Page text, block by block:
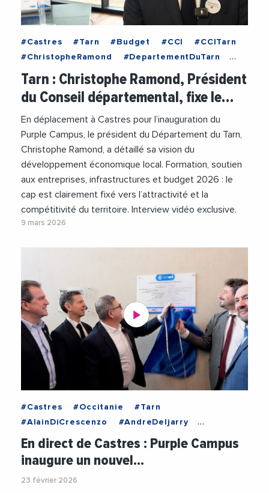
#Castres #Tarn #Budget #CCI
#CCITarn
#ChristopheRamond
#DepartementDuTarn
#Economie
#Entreprises
#Formation
#PME
#Videos
Tarn : Christophe Ramond, Président
du Conseil départemental, fixe le…
En déplacement à Castres pour l’inauguration du
Purple Campus, le président du Département du Tarn,
Christophe Ramond, a détaillé sa vision du
développement économique local. Formation, soutien
aux entreprises, infrastructures et budget 2026 : le
cap est clairement fixé vers l’attractivité et la
compétitivité du territoire. Interview vidéo exclusive.
9 mars 2026
#Castres #Occitanie
#Tarn
#AlainDiCrescenzo
#AndreDeljarry
#CCIOccitanie
#CCITarn
#Emploi
#FormationProfessionnelle
#JeanFrancoisRezeau
En direct de Castres : Purple Campus
inaugure un nouvel…
23 février 2026